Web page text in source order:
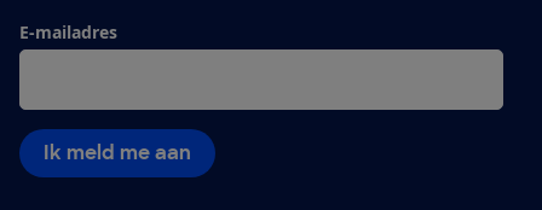
E-mailadres
Ik meld me aan